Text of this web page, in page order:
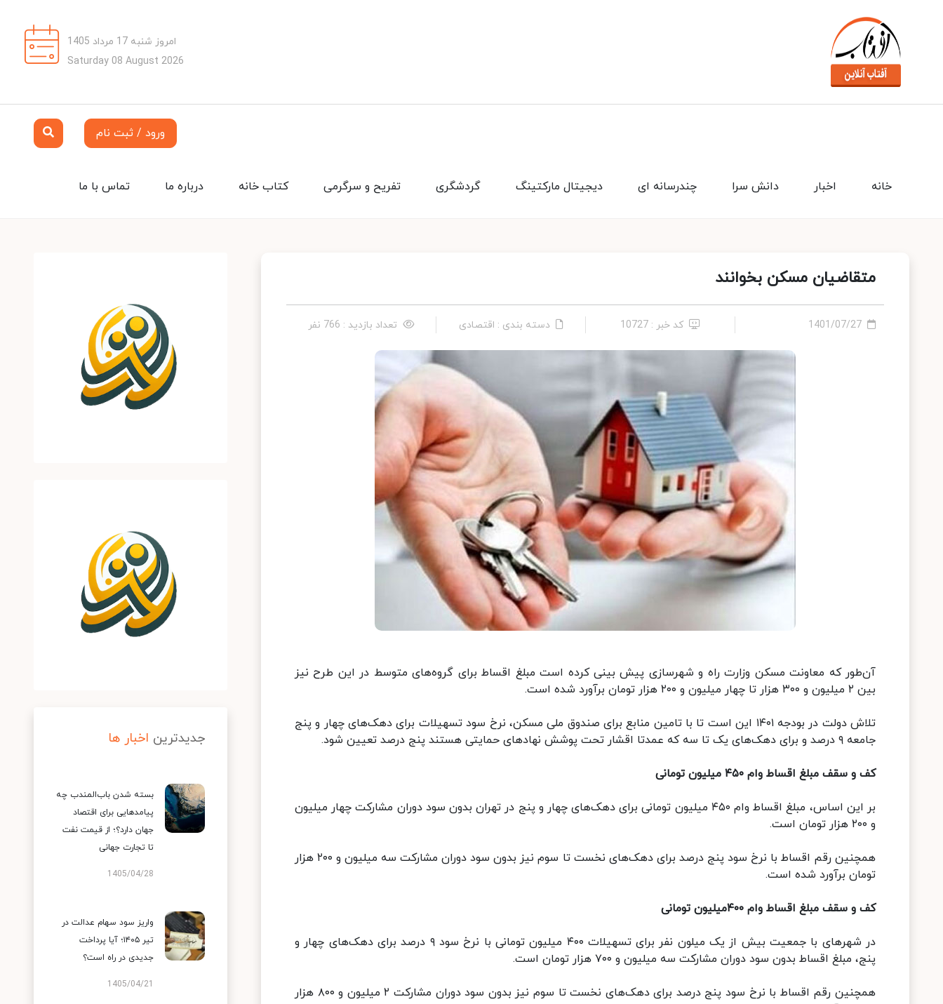
امروز شنبه 17 مرداد 1405
Saturday 08 August 2026
ورود / ثبت نام
تماس با ما درباره ما کتاب خانه تفریح و سرگرمی گردشگری دیجیتال مارکتینگ چندرسانه ای دانش سرا اخبار خانه
متقاضیان مسکن بخوانند
1401/07/27 کد خبر : 10727 دسته بندی : اقتصادی تعداد بازدید : 766 نفر
آن‌طور که معاونت مسکن وزارت راه و شهرسازی پیش بینی کرده است مبلغ اقساط برای گروه‌های متوسط در این طرح نیز
بین ۲ میلیون و ۳۰۰ هزار تا چهار میلیون و ۲۰۰ هزار تومان برآورد شده است.
تلاش دولت در بودجه ۱۴۰۱ این است تا با تامین منابع برای صندوق ملی مسکن، نرخ سود تسهیلات برای دهک‌های چهار و پنج
جامعه ۹ درصد و برای دهک‌های یک تا سه که عمدتا اقشار تحت پوشش نهادهای حمایتی هستند پنج درصد تعیین شود.
کف و سقف مبلغ اقساط وام ۴۵۰ میلیون تومانی
بر این اساس، مبلغ اقساط وام ۴۵۰ میلیون تومانی برای دهک‌های چهار و پنج در تهران بدون سود دوران مشارکت چهار میلیون
و ۲۰۰ هزار تومان است.
همچنین رقم اقساط با نرخ سود پنج درصد برای دهک‌های نخست تا سوم نیز بدون سود دوران مشارکت سه میلیون و ۲۰۰ هزار
تومان برآورد شده است.
کف و سقف مبلغ اقساط وام ۴۰۰میلیون تومانی
در شهرهای با جمعیت بیش از یک میلون نفر برای تسهیلات ۴۰۰ میلیون تومانی با نرخ سود ۹ درصد برای دهک‌های چهار و
پنج، مبلغ اقساط بدون سود دوران مشارکت سه میلیون و ۷۰۰ هزار تومان است.
همچنین رقم اقساط با نرخ سود پنج درصد برای دهک‌های نخست تا سوم نیز بدون سود دوران مشارکت ۲ میلیون و ۸۰۰ هزار
جدیدترین اخبار ها
بسته شدن باب‌المندب چه
پیامدهایی برای اقتصاد
جهان دارد؟؛ از قیمت نفت
تا تجارت جهانی
1405/04/28
واریز سود سهام عدالت در
تیر ۱۴۰۵؛ آیا پرداخت
جدیدی در راه است؟
1405/04/21